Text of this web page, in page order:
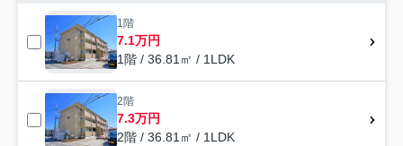
1階
7.1万円
1階 / 36.81㎡ / 1LDK
2階
7.3万円
2階 / 36.81㎡ / 1LDK